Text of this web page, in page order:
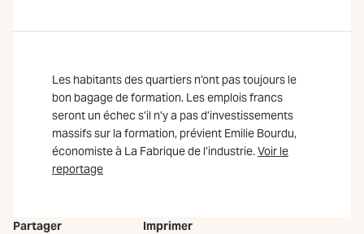
Les habitants des quartiers n’ont pas toujours le
bon bagage de formation. Les emplois francs
seront un échec s’il n’y a pas d’investissements
massifs sur la formation, prévient Emilie Bourdu,
économiste à La Fabrique de l’industrie.Voir le
reportage
Partager Imprimer